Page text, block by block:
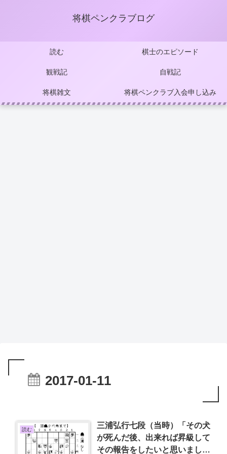
将棋ペンクラブログ
読む 棋士のエピソード
観戦記 自戦記
将棋雑文 将棋ペンクラブ入会申し込み
2017-01-11
読む
三浦弘行七段（当時）「その犬
が死んだ後、出来れば昇級して
その報告をしたいと思いまし